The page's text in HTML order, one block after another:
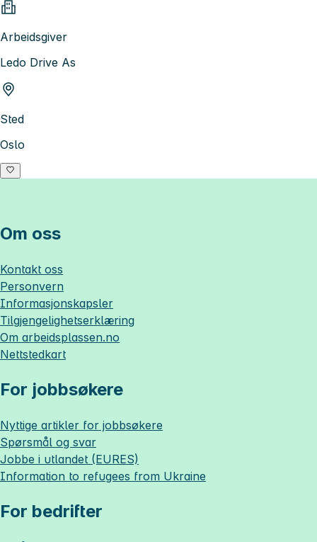
Arbeidsgiver
Ledo Drive As
Sted
Oslo
Om oss
Kontakt oss
Personvern
Informasjonskapsler
Tilgjengelighetserklæring
Om arbeidsplassen.no
Nettstedkart
For jobbsøkere
Nyttige artikler for jobbsøkere
Spørsmål og svar
Jobbe i utlandet (EURES)
Information to refugees from Ukraine
For bedrifter